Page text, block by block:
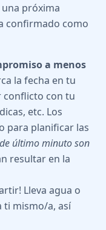
próxima
confirmado como
a menos
la fecha en tu
conflicto con tu
etc. Los
para planificar las
último minuto son
resultar en la
Lleva agua o
ti mismo/a, así